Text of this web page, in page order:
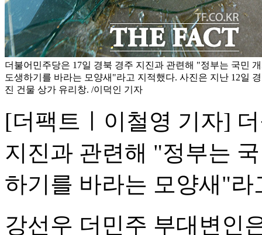
더불어민주당은 17일 경북 경주 지진과 관련해 "정부는 국민
도생하기를 바라는 모양새"라고 지적했다. 사진은 지난 12일
진 건물 상가 유리창. /이덕인 기자
[더팩트ㅣ이철영 기자]
지진과 관련해 "정부는
하기를 바라는 모양새"라
강선우 더민주 부대변인